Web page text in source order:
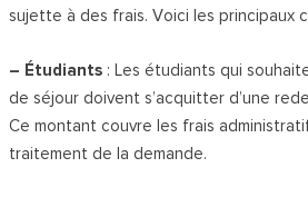
sujette à des frais. Voici les principaux
– Étudiants : Les étudiants qui
de séjour doivent s’acquitter d’une
Ce montant couvre les frais
traitement de la demande.